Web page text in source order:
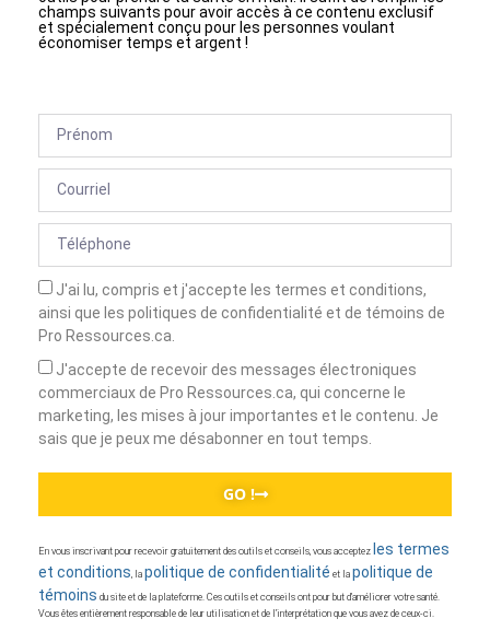
champs suivants pour avoir accès à ce contenu exclusif
et spécialement conçu pour les personnes voulant
économiser temps et argent !
J'ai lu, compris et j'accepte les termes et conditions,
ainsi que les politiques de confidentialité et de témoins de
Pro Ressources.ca.
J'accepte de recevoir des messages électroniques
commerciaux de Pro Ressources.ca, qui concerne le
marketing, les mises à jour importantes et le contenu. Je
sais que je peux me désabonner en tout temps.
GO !
En vous inscrivant pour recevoir gratuitement des outils et conseils, vous acceptez les termes
et conditions , la politique de confidentialité et la politique de
témoins du site et de la plateforme. Ces outils et conseils ont pour but d’améliorer votre santé.
Vous êtes entièrement responsable de leur utilisation et de l’interprétation que vous avez de ceux-ci.